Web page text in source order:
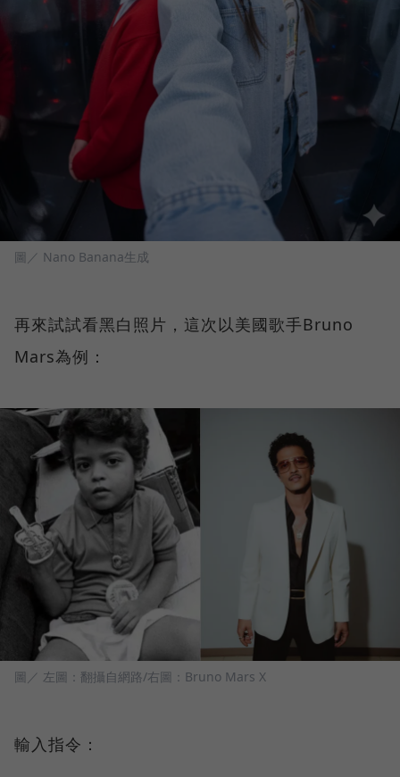
圖／ Nano Banana生成
再來試試看黑白照片，這次以美國歌手Bruno
Mars為例：
圖／ 左圖：翻攝自網路/右圖：Bruno Mars X
輸入指令：